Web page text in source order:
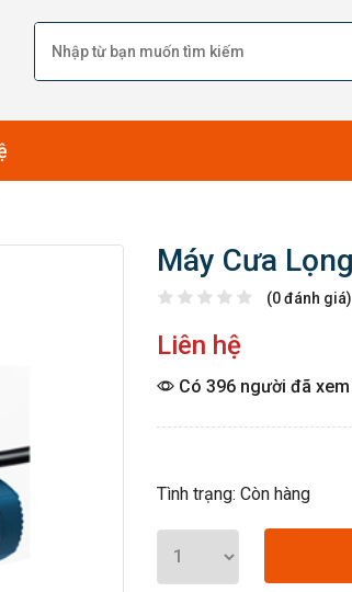
Máy Cưa
(0 đánh giá)
Liên hệ
Có 396 người đã
Tình trạng: Còn hàng